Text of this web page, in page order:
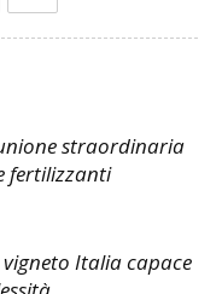
straordinaria
fertilizzanti
Italia capace